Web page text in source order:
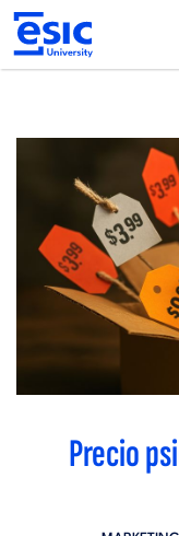
Pasar
contenido
Precio